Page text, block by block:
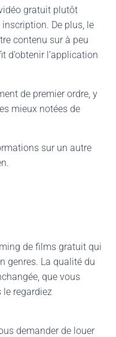
gratuit plutôt
De plus, le
contenu sur à peu
d’obtenir l’application
de premier ordre, y
mieux notées de
sur un autre
de films gratuit qui
genres. La qualité du
que vous
le regardiez
demander de louer